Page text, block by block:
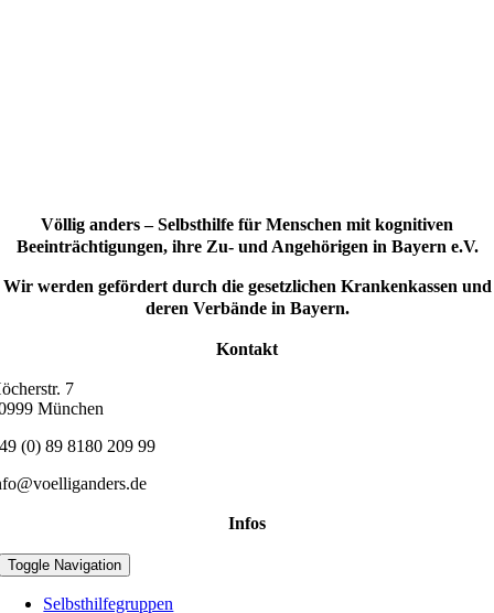
Völlig anders – Selbsthilfe für Menschen mit kognitiven
Beeinträchtigungen, ihre Zu- und Angehörigen in Bayern e.V.
Wir werden gefördert durch die gesetzlichen Krankenkassen und
deren Verbände in Bayern.
Kontakt
7
München
(0) 89 8180 209 99
Infos
Toggle Navigation
Selbsthilfegruppen